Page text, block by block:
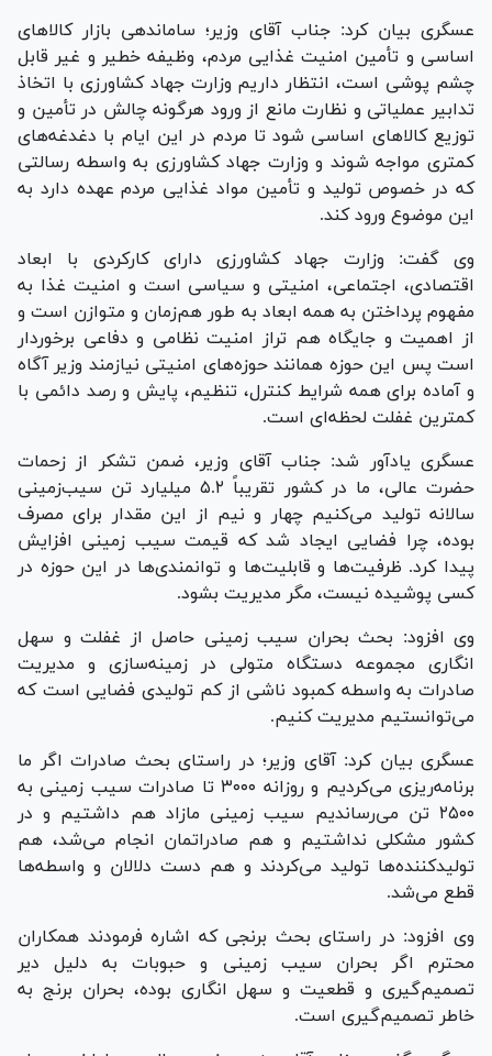
عسگری بیان کرد: جناب آقای وزیر؛ ساماندهی بازار کالا‌های
اساسی و تأمین امنیت غذایی مردم، وظیفه خطیر و غیر قابل
چشم پوشی است، انتظار داریم وزارت جهاد کشاورزی با اتخاذ
تدابیر عملیاتی و نظارت مانع از ورود هرگونه چالش در تأمین و
توزیع کالا‌های اساسی شود تا مردم در این ایام با دغدغه‌های
کمتری مواجه شوند و وزارت جهاد کشاورزی به واسطه رسالتی
که در خصوص تولید و تأمین مواد غذایی مردم عهده دارد به
این موضوع ورود کند.
وی گفت: وزارت جهاد کشاورزی دارای کارکردی با ابعاد
اقتصادی، اجتماعی، امنیتی و سیاسی است و امنیت غذا به
مفهوم پرداختن به همه ابعاد به طور هم‌زمان و متوازن است و
از اهمیت و جایگاه هم تراز امنیت نظامی و دفاعی برخوردار
است پس این حوزه همانند حوزه‌های امنیتی نیازمند وزیر آگاه
و آماده برای همه شرایط کنترل، تنظیم، پایش و رصد دائمی با
کمترین غفلت لحظه‌ای است.
عسگری یادآور شد: جناب آقای وزیر، ضمن تشکر از زحمات
حضرت عالی، ما در کشور تقریباً ۵.۲ میلیارد تن سیب‌زمینی
سالانه تولید می‌کنیم چهار و نیم از این مقدار برای مصرف
بوده، چرا فضایی ایجاد شد که قیمت سیب زمینی افزایش
پیدا کرد. ظرفیت‌ها و قابلیت‌ها و توانمندی‌ها در این حوزه در
کسی پوشیده نیست، مگر مدیریت بشود.
وی افزود: بحث بحران سیب زمینی حاصل از غفلت و سهل
انگاری مجموعه دستگاه متولی در زمینه‌سازی و مدیریت
صادرات به واسطه کمبود ناشی از کم تولیدی فضایی است که
می‌توانستیم مدیریت کنیم.
عسگری بیان کرد: آقای وزیر؛ در راستای بحث صادرات اگر ما
برنامه‌ریزی می‌کردیم و روزانه ۳۰۰۰ تا صادرات سیب زمینی به
۲۵۰۰ تن می‌رساندیم سیب زمینی مازاد هم داشتیم و در
کشور مشکلی نداشتیم و هم صادراتمان انجام می‌شد، هم
تولیدکننده‌ها تولید می‌کردند و هم دست دلالان و واسطه‌ها
قطع می‌شد.
وی افزود: در راستای بحث برنجی که اشاره فرمودند همکاران
محترم اگر بحران سیب زمینی و حبوبات به دلیل دیر
تصمیم‌گیری و قطعیت و سهل انگاری بوده، بحران برنج به
خاطر تصمیم‌گیری است.